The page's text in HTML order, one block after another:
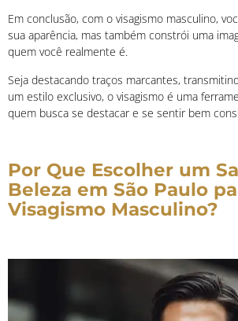
Em conclusão, com o visagismo masculino,
sua aparência, mas também constrói uma
quem você realmente é.
Seja destacando traços marcantes,
um estilo exclusivo, o visagismo é uma
quem busca se destacar e se sentir bem
Por Que Escolher um
Beleza em São Paulo
Visagismo Masculino?